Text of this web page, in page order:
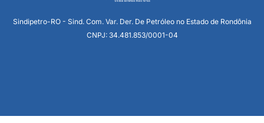
Sindipetro-RO - Sind. Com. Var. Der. De Petróleo no Estado de Rondônia
CNPJ: 34.481.853/0001-04